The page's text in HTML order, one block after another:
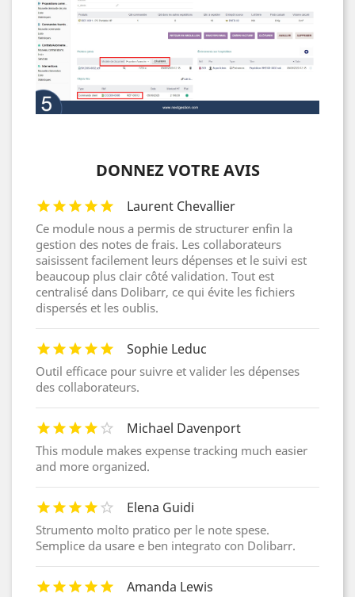
DONNEZ VOTRE AVIS
Laurent Chevallier
Ce module nous a permis de structurer enfin la
gestion des notes de frais. Les collaborateurs
saisissent facilement leurs dépenses et le suivi est
beaucoup plus clair côté validation. Tout est
centralisé dans Dolibarr, ce qui évite les fichiers
dispersés et les oublis.
Sophie Leduc
Outil efficace pour suivre et valider les dépenses
des collaborateurs.
Michael Davenport
This module makes expense tracking much easier
and more organized.
Elena Guidi
Strumento molto pratico per le note spese.
Semplice da usare e ben integrato con Dolibarr.
Amanda Lewis